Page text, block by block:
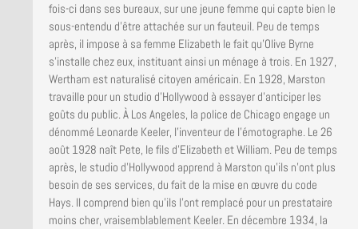
fois-ci dans ses bureaux, sur une jeune femme qui capte bien le
sous-entendu d’être attachée sur un fauteuil. Peu de temps
après, il impose à sa femme Elizabeth le fait qu’Olive Byrne
s’installe chez eux, instituant ainsi un ménage à trois. En 1927,
Wertham est naturalisé citoyen américain. En 1928, Marston
travaille pour un studio d’Hollywood à essayer d’anticiper les
goûts du public. À Los Angeles, la police de Chicago engage un
dénommé Leonarde Keeler, l’inventeur de l’émotographe. Le 26
août 1928 naît Pete, le fils d’Elizabeth et William. Peu de temps
après, le studio d’Hollywood apprend à Marston qu’ils n’ont plus
besoin de ses services, du fait de la mise en œuvre du code
Hays. Il comprend bien qu’ils l’ont remplacé pour un prestataire
moins cher, vraisemblablement Keeler. En décembre 1934, la